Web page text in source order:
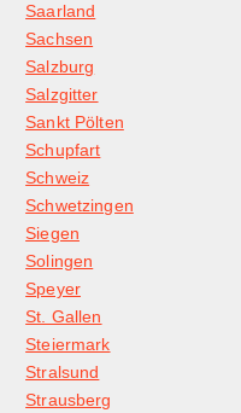
Saarland
Sachsen
Salzburg
Salzgitter
Sankt Pölten
Schupfart
Schweiz
Schwetzingen
Siegen
Solingen
Speyer
St. Gallen
Steiermark
Stralsund
Strausberg